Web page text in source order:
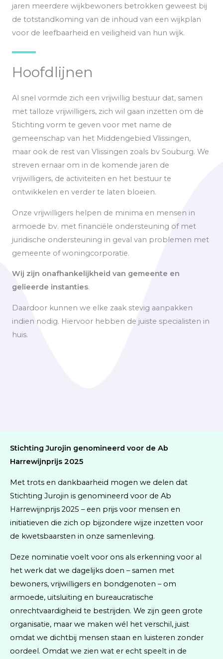
jaren meerdere wijkbewoners betrokken geweest bij
de totstandkoming van de inhoud van een wijkplan
voor de leefbaarheid en veiligheid van hun wijk.
Hoofdlijnen
Al snel vormde zich een vrijwillig bestuur dat, samen
met talloze vrijwilligers, zich wil gaan inzetten om de
Stichting vorm te geven voor met name de
gemeenschap van het Middengebied Vlissingen,
maar ook de rest van Vlissingen zoals bv Souburg. We
streven ernaar om in de komende jaren de
vrijwilligers, de activiteiten en het bestuur te
ontwikkelen en verder te laten bloeien.
Onze vrijwilligers helpen de minima en mensen in
armoede bv. met financiële ondersteuning of met
juridische ondersteuning in geval van problemen met
gemeente of woningcorporatie.
Wij zijn onafhankelijkheid van gemeente en
gelieerde instanties.
Daardoor kunnen we elke zaak stevig aanpakken
indien nodig. Hiervoor hebben de juiste specialisten in
huis.
Stichting Jurojin genomineerd voor de Ab
Harrewijnprijs 2025
Met trots en dankbaarheid mogen we delen dat
Stichting Jurojin is genomineerd voor de Ab
Harrewijnprijs 2025 – een prijs voor mensen en
initiatieven die zich op bijzondere wijze inzetten voor
de kwetsbaarsten in onze samenleving.
Deze nominatie voelt voor ons als erkenning voor al
het werk dat we dagelijks doen – samen met
bewoners, vrijwilligers en bondgenoten – om
armoede, uitsluiting en bureaucratische
onrechtvaardigheid te bestrijden. We zijn geen grote
organisatie, maar we maken wél het verschil, juist
omdat we dichtbij mensen staan en luisteren zonder
oordeel. Omdat we zien wat er echt speelt in de